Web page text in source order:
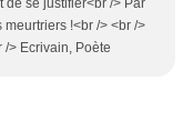
de se justifier<br /> Par
!<br /> <br />
/> Ecrivain, Poète